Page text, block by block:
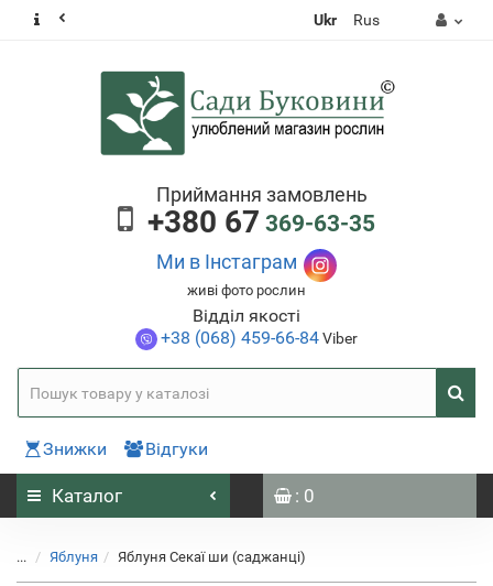
Ukr Rus
Приймання замовлень
+380 67 369-63-35
Ми в Інстаграм
живі фото рослин
Відділ якості
+38 (068) 459-66-84Viber
Знижки Відгуки
Каталог : 0
... Яблуня Яблуня Секаї ши (саджанці)